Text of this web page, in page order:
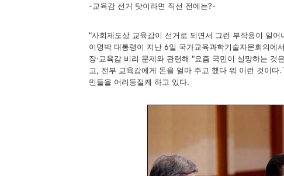
-교육감 선거 탓이라면 직선 전에는?-
"사회제도상 교육감이 선거로 되면서 그런 부작용이 일어
이명박 대통령이 지난 6일 국가교육과학기술자문회의에
장·교육감 비리 문제와 관련해 "요즘 국민이 실망하는
고, 전부 교육감에게 돈을 얼마 주고 했다 뭐 이런 것이
민들을 어리둥절케 하고 있다.